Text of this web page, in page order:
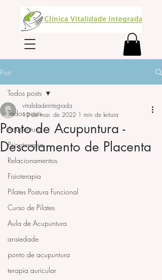
Post
Todos posts
Acupuntura
Psicoterapia
Relacionamentos
Fisioterapia
Pilates Postura Funcional
Curso de Pilates
Aula de Acupuntura
ansiedade
ponto de acupuntura
terapia auricular
Todos posts
Ponto de Acupuntura -
Descolamento de Placenta
vitalidadeintegrada
10 de mar. de 2022 1 min de leitura